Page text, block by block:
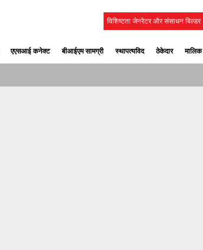
विशिष्टता जेनरेटर और संसाधन बिल्डर
एएसआई कनेक्ट बीआईएम सामग्री स्‍थापत्‍यविद ठेकेदार मालिक